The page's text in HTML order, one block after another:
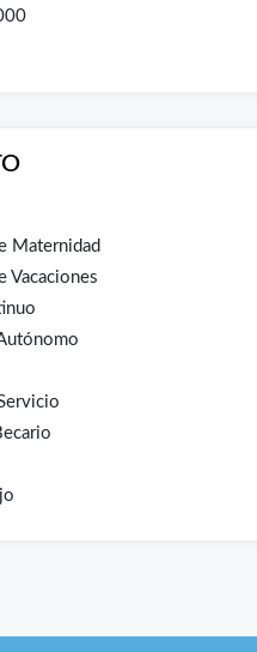
Maternidad
Vacaciones